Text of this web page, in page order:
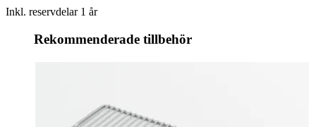
Inkl. reservdelar 1 år
Rekommenderade tillbehör